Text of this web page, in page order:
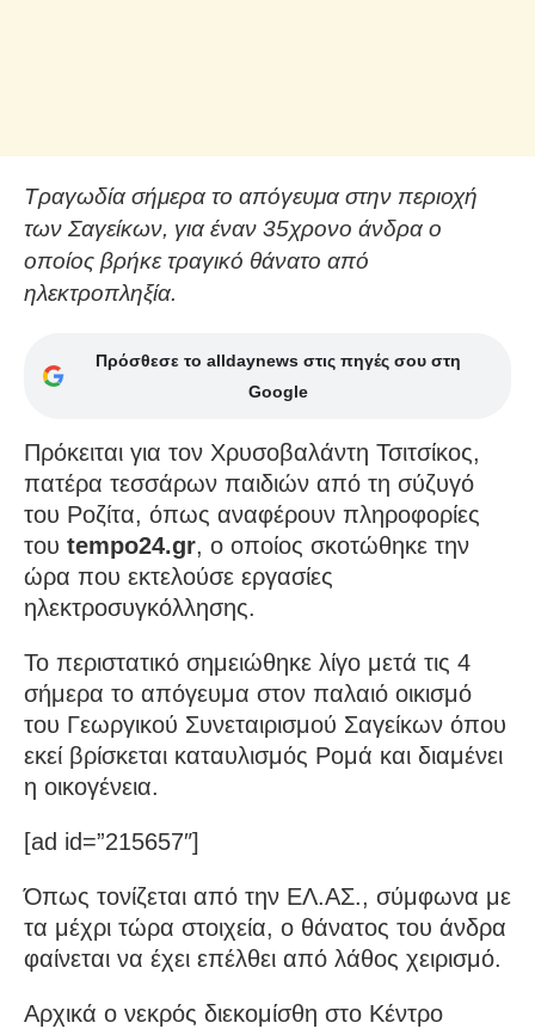
Τραγωδία σήμερα το απόγευμα στην περιοχή
των Σαγείκων, για έναν 35χρονο άνδρα ο
οποίος βρήκε τραγικό θάνατο από
ηλεκτροπληξία.
Πρόσθεσε το alldaynews στις πηγές σου στη
Google
Πρόκειται για τον Χρυσοβαλάντη Τσιτσίκος,
πατέρα τεσσάρων παιδιών από τη σύζυγό
του Ροζίτα, όπως αναφέρουν πληροφορίες
του tempo24.gr, ο οποίος σκοτώθηκε την
ώρα που εκτελούσε εργασίες
ηλεκτροσυγκόλλησης.
Το περιστατικό σημειώθηκε λίγο μετά τις 4
σήμερα το απόγευμα στον παλαιό οικισμό
του Γεωργικού Συνεταιρισμού Σαγείκων όπου
εκεί βρίσκεται καταυλισμός Ρομά και διαμένει
η οικογένεια.
[ad id=”215657″]
Όπως τονίζεται από την ΕΛ.ΑΣ., σύμφωνα με
τα μέχρι τώρα στοιχεία, ο θάνατος του άνδρα
φαίνεται να έχει επέλθει από λάθος χειρισμό.
Αρχικά ο νεκρός διεκομίσθη στο Κέντρο